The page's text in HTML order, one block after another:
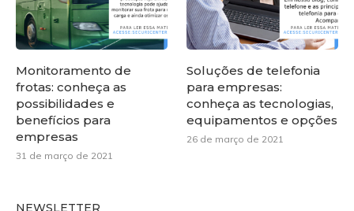
Monitoramento de
frotas: conheça as
possibilidades e
benefícios para
empresas
31 de março de 2021
Soluções de telefonia
para empresas:
conheça as tecnologias,
equipamentos e opções
26 de março de 2021
NEWSLETTER